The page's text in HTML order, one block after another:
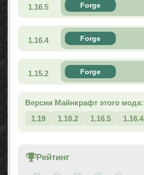
1.16.5 Forge
1.16.4 Forge
1.15.2 Forge
Версии Майнкрафт этого мода:
1.19
1.18.2 1.16.5 1.16.4
Рейтинг